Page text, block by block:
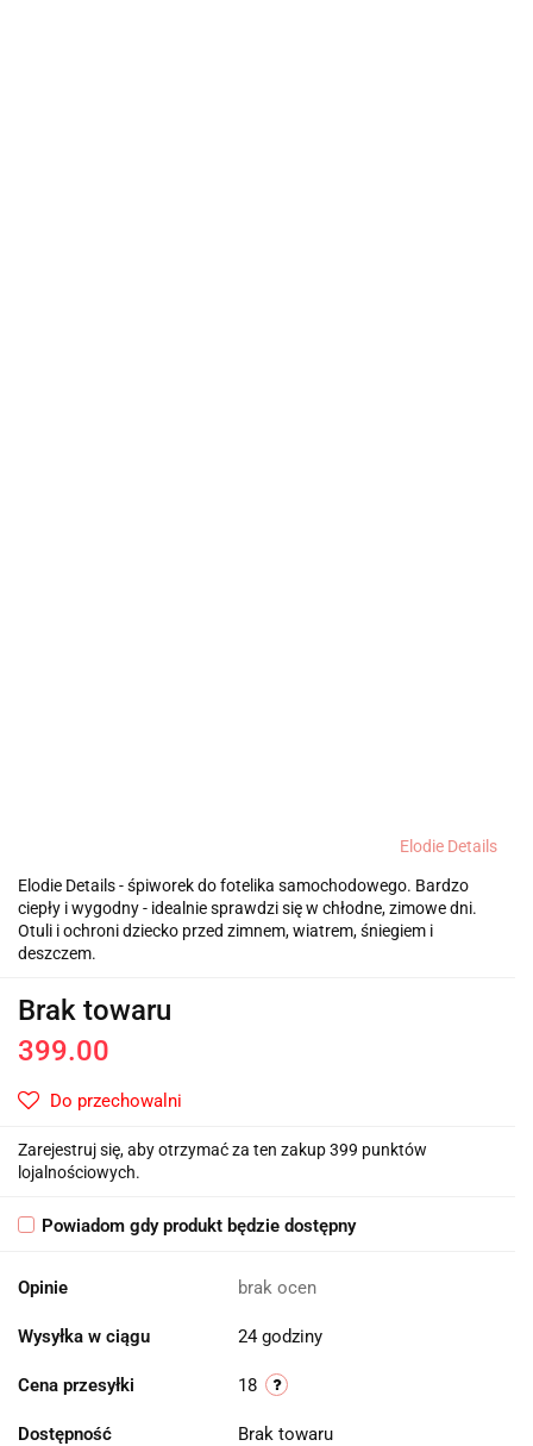
Elodie Details
Elodie Details - śpiworek do fotelika samochodowego. Bardzo
ciepły i wygodny - idealnie sprawdzi się w chłodne, zimowe dni.
Otuli i ochroni dziecko przed zimnem, wiatrem, śniegiem i
deszczem.
Brak towaru
399.00
Do przechowalni
Zarejestruj się, aby otrzymać za ten zakup 399 punktów
lojalnościowych.
Powiadom gdy produkt będzie dostępny
Opinie brak ocen
Wysyłka w ciągu 24 godziny
Cena przesyłki 18
Dostępność Brak towaru